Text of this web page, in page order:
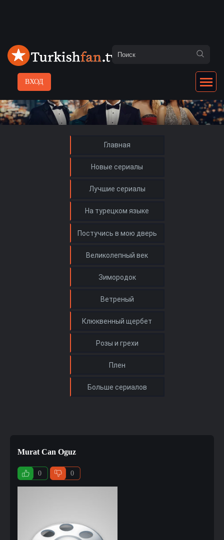
ВХОД
Главная
Новые сериалы
Лучшие сериалы
На турецком языке
Murat Can Oguz
0 0